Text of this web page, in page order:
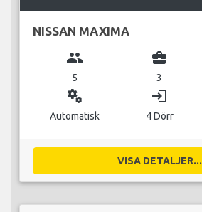
NISSAN MAXIMA
group
5
business_center
3
miscellaneous_services
Automatisk
login
4 Dörr
VISA DETALJER...